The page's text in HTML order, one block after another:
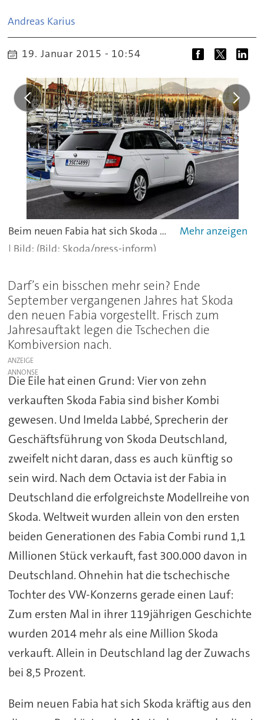
Andreas Karius
19. Januar 2015 - 10:54
Beim neuen Fabia hat sich Skoda kräftig aus den diversen Baukästen des Mutterkonzerns bedient.
(Bild: Skoda/press-inform)
Darf’s ein bisschen mehr sein? Ende
September vergangenen Jahres hat Skoda
den neuen Fabia vorgestellt. Frisch zum
Jahresauftakt legen die Tschechen die
Kombiversion nach.
ANZEIGE
Die Eile hat einen Grund: Vier von zehn
verkauften Skoda Fabia sind bisher Kombi
gewesen. Und Imelda Labbé, Sprecherin der
Geschäftsführung von Skoda Deutschland,
zweifelt nicht daran, dass es auch künftig so
sein wird. Nach dem Octavia ist der Fabia in
Deutschland die erfolgreichste Modellreihe von
Skoda. Weltweit wurden allein von den ersten
beiden Generationen des Fabia Combi rund 1,1
Millionen Stück verkauft, fast 300.000 davon in
Deutschland. Ohnehin hat die tschechische
Tochter des VW-Konzerns gerade einen Lauf:
Zum ersten Mal in ihrer 119jährigen Geschichte
wurden 2014 mehr als eine Million Skoda
verkauft. Allein in Deutschland lag der Zuwachs
bei 8,5 Prozent.
Beim neuen Fabia hat sich Skoda kräftig aus den